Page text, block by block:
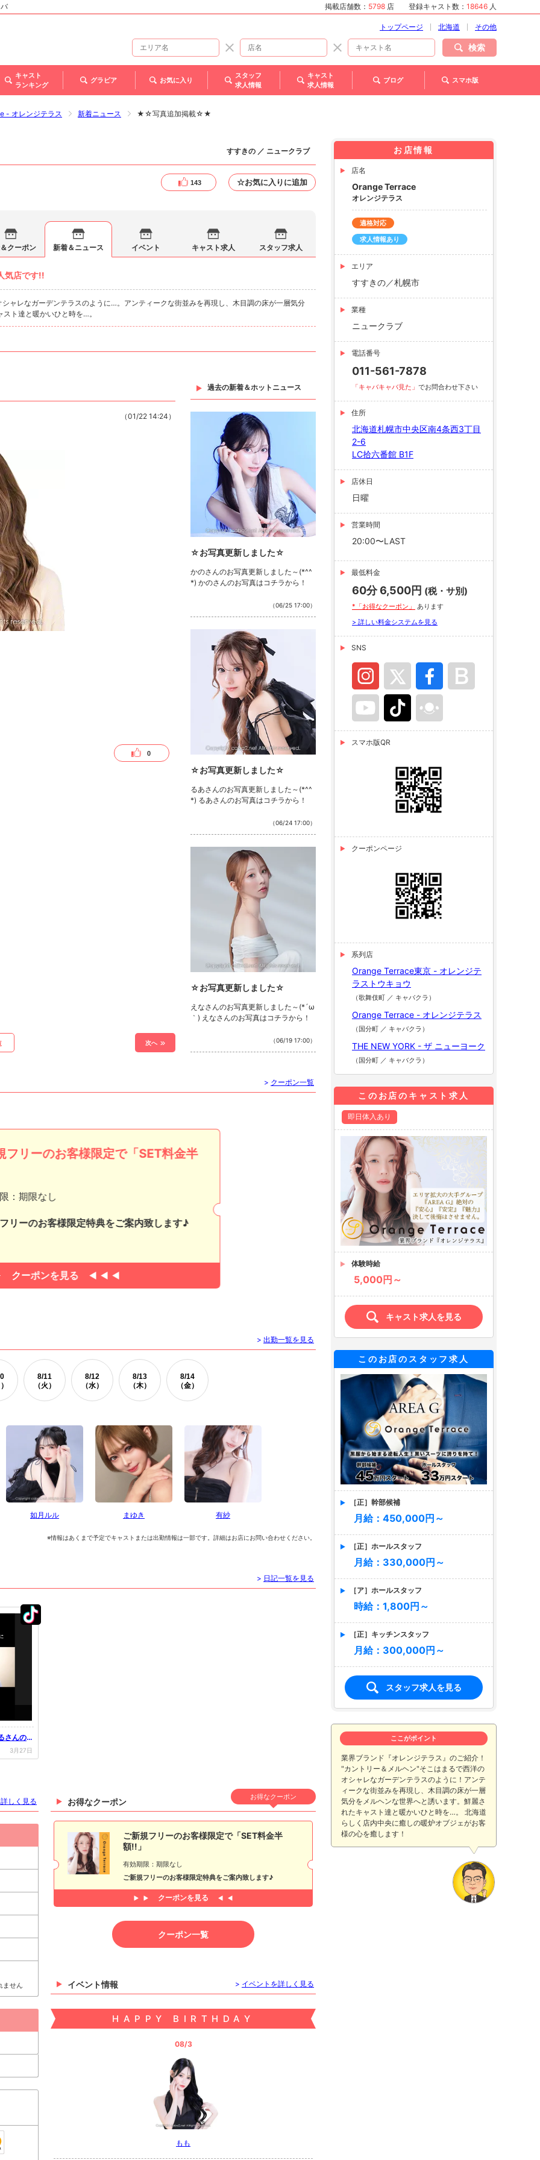
掲載店舗数： 5798 店 登録キャスト数： 18646 人
トップページ 北海道 その他
検索
キャスト
ランキング
グラビア お気に入り
スタッフ
求人情報
キャスト
求人情報
ブログ スマホ版
- オレンジテラス 新着ニュース ★☆写真追加掲載☆★
すすきの ／ ニュークラブ
143 ☆お気に入りに追加
クーポン 新着＆ニュース イベント キャスト求人 スタッフ求人
気店です!!
ャレなガーデンテラスのように…。アンティークな街並みを再現し、木目調の床が一層気分
ト達と暖かいひと時を…。
（01/22 14:24）
0
次へ
過去の新着＆ホットニュース
☆お写真更新しました☆
かのさんのお写真更新しました～(*^^
*) かのさんのお写真はコチラから！
（06/25 17:00）
☆お写真更新しました☆
るあさんのお写真更新しました～(*^^
*) るあさんのお写真はコチラから！
（06/24 17:00）
☆お写真更新しました☆
えなさんのお写真更新しました～(*´ω
｀) えなさんのお写真はコチラから！
（06/19 17:00）
> クーポン一覧
フリーのお客様限定で「SET料金半
：期限なし
リーのお客様限定特典をご案内致します♪
クーポンを見る
> 出勤一覧を見る
8/11
（火）
8/12
（水）
8/13
（木）
8/14
（金）
如月ルル まゆき 有紗
※情報はあくまで予定でキャストまたは出勤情報は一部です。詳細はお店にお問い合わせください。
> 日記一覧を見る
さんのT
3月27日
お得なクーポン お得なクーポン
ご新規フリーのお客様限定で「SET料金半
額!!」
有効期限：期限なし
ご新規フリーのお客様限定特典をご案内致します♪
クーポンを見る
クーポン一覧
イベント情報 > イベントを詳しく見る
HAPPY BIRTHDAY
08/3
もも
しく見る
ません
お店情報
店名
Orange Terrace
オレンジテラス
適格対応
求人情報あり
エリア
すすきの／札幌市
業種
ニュークラブ
電話番号
011-561-7878
「キャバキャバ見た」 でお問合わせ下さい
住所
北海道札幌市中央区南4条西3丁目
2-6
LC拾六番館 B1F
店休日
日曜
営業時間
20:00〜LAST
最低料金
60分 6,500円 (税・サ別)
*「お得なクーポン」
あります
> 詳しい料金システムを見る
SNS
スマホ版QR
クーポンページ
系列店
Orange Terrace東京 - オレンジテ
ラストウキョウ
（歌舞伎町 ／ キャバクラ）
Orange Terrace - オレンジテラス
（国分町 ／ キャバクラ）
THE NEW YORK - ザ ニューヨーク
（国分町 ／ キャバクラ）
このお店のキャスト求人
即日体入あり
体験時給
5,000円～
キャスト求人を見る
このお店のスタッフ求人
［正］幹部候補
月給：450,000円～
［正］ホールスタッフ
月給：330,000円～
［ア］ホールスタッフ
時給：1,800円～
［正］キッチンスタッフ
月給：300,000円～
スタッフ求人を見る
ここがポイント
業界ブランド『オレンジテラス』のご紹介！
"カントリー＆メルヘン"そこはまるで西洋の
オシャレなガーデンテラスのように！アンテ
ィークな街並みを再現し、木目調の床が一層
気分をメルヘンな世界へと誘います。鮮麗さ
れたキャスト達と暖かいひと時を…。 北海道
らしく店内中央に癒しの暖炉オブジェがお客
様の心を癒します！